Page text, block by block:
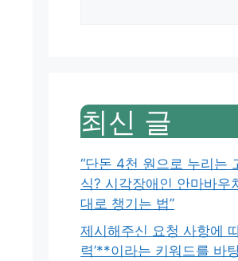
최신 글
“단돈 4천 원으로 누리는
식? 시각장애인 안마바우
대로 챙기는 법”
제시해주신 요청 사항에
력’**이라는 키워드를 바